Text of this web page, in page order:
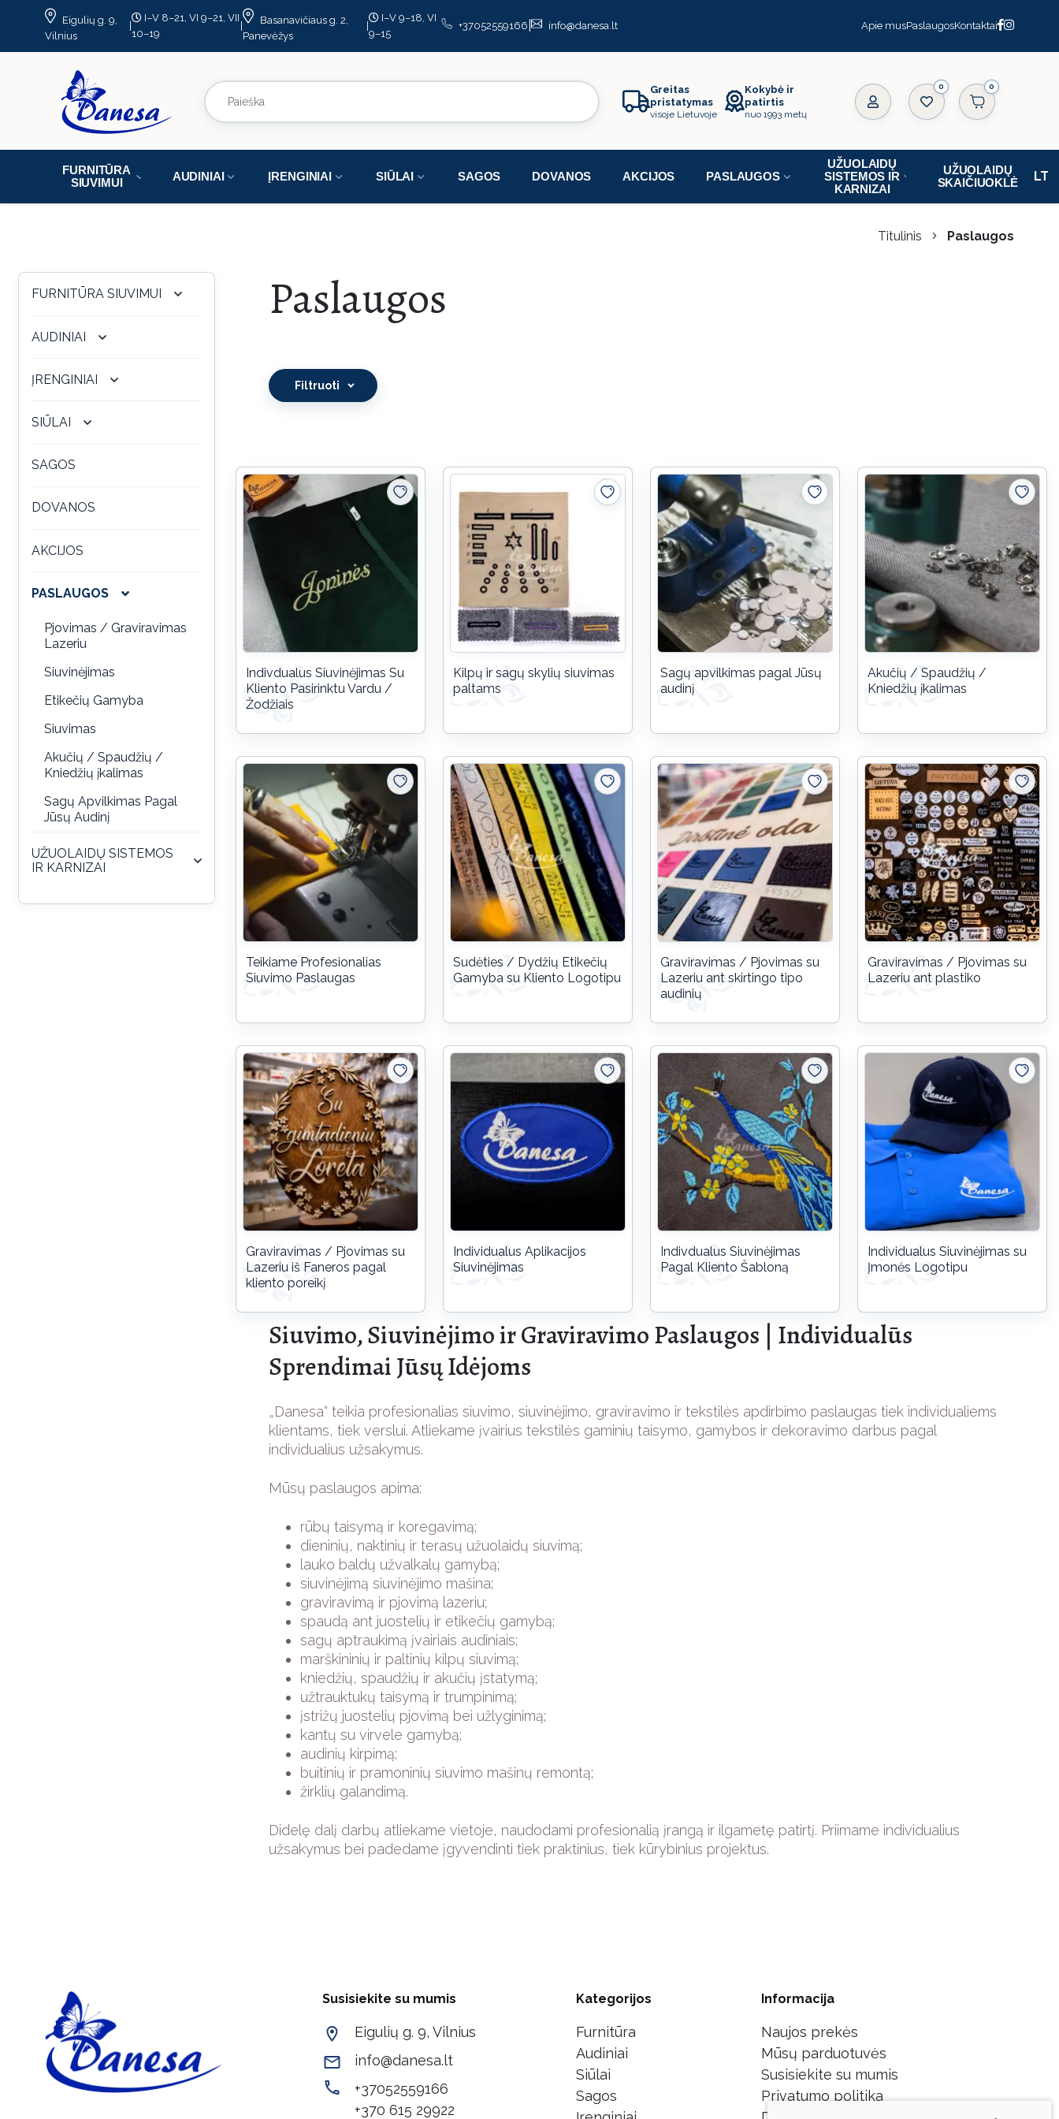
Eigulių g. 9,
Vilnius
I–V 8–21, VI 9–21, VII
10–19
Basanavičiaus g. 2,
Panevėžys
I–V 9–18, VI
9–15
+37052559166 info@danesa.lt Apie musPaslaugosKontaktai
Greitas
pristatymas
visoje Lietuvoje
Kokybė ir
patirtis
nuo 1993 metų
0
FURNITŪRA
SIUVIMUI
AUDINIAI ĮRENGINIAI SIŪLAI SAGOS DOVANOS AKCIJOS PASLAUGOS
UŽUOLAIDŲ
SISTEMOS IR
KARNIZAI
UŽUOLAIDŲ
SKAIČIUOKLĖ
Titulinis Paslaugos
FURNITŪRA SIUVIMUI
AUDINIAI
ĮRENGINIAI
SIŪLAI
SAGOS
DOVANOS
AKCIJOS
PASLAUGOS
Pjovimas / Graviravimas
Lazeriu
Siuvinėjimas
Etikečių Gamyba
Siuvimas
Akučių / Spaudžių /
Kniedžių įkalimas
Sagų Apvilkimas Pagal
Jūsų Audinį
UŽUOLAIDŲ SISTEMOS
IR KARNIZAI
Paslaugos
Filtruoti
Indivdualus Siuvinėjimas Su
Kliento Pasirinktu Vardu /
Žodžiais
Kilpų ir sagų skylių siuvimas
paltams
Sagų apvilkimas pagal Jūsų
audinį
Akučių / Spaudžių /
Kniedžių įkalimas
Teikiame Profesionalias
Siuvimo Paslaugas
Sudėties / Dydžių Etikečių
Gamyba su Kliento Logotipu
Graviravimas / Pjovimas su
Lazeriu ant skirtingo tipo
audinių
Graviravimas / Pjovimas su
Lazeriu ant plastiko
Graviravimas / Pjovimas su
Lazeriu iš Faneros pagal
kliento poreikį
Individualus Aplikacijos
Siuvinėjimas
Indivdualus Siuvinėjimas
Pagal Kliento Šabloną
Individualus Siuvinėjimas su
Įmonės Logotipu
Siuvimo, Siuvinėjimo ir Graviravimo Paslaugos | Individualūs
Sprendimai Jūsų Idėjoms
„Danesa“ teikia profesionalias siuvimo, siuvinėjimo, graviravimo ir tekstilės apdirbimo paslaugas tiek individualiems
klientams, tiek verslui. Atliekame įvairius tekstilės gaminių taisymo, gamybos ir dekoravimo darbus pagal
individualius užsakymus.
Mūsų paslaugos apima:
rūbų taisymą ir koregavimą;
dieninių, naktinių ir terasų užuolaidų siuvimą;
lauko baldų užvalkalų gamybą;
siuvinėjimą siuvinėjimo mašina;
graviravimą ir pjovimą lazeriu;
spaudą ant juostelių ir etikečių gamybą;
sagų aptraukimą įvairiais audiniais;
marškininių ir paltinių kilpų siuvimą;
kniedžių, spaudžių ir akučių įstatymą;
užtrauktukų taisymą ir trumpinimą;
įstrižų juostelių pjovimą bei užlyginimą;
kantų su virvele gamybą;
audinių kirpimą;
buitinių ir pramoninių siuvimo mašinų remontą;
žirklių galandimą.
Didelę dalį darbų atliekame vietoje, naudodami profesionalią įrangą ir ilgametę patirtį. Priimame individualius
užsakymus bei padedame įgyvendinti tiek praktinius, tiek kūrybinius projektus.
Susisiekite su mumis
Eigulių g. 9, Vilnius
info@danesa.lt
+37052559166
+370 615 29922
Kategorijos
Furnitūra
Audiniai
Siūlai
Sagos
Informacija
Naujos prekės
Mūsų parduotuvės
Susisiekite su mumis
Privatumo politika